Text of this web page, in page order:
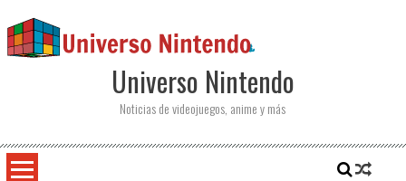
Universo Nintendo
Noticias de videojuegos, anime y más